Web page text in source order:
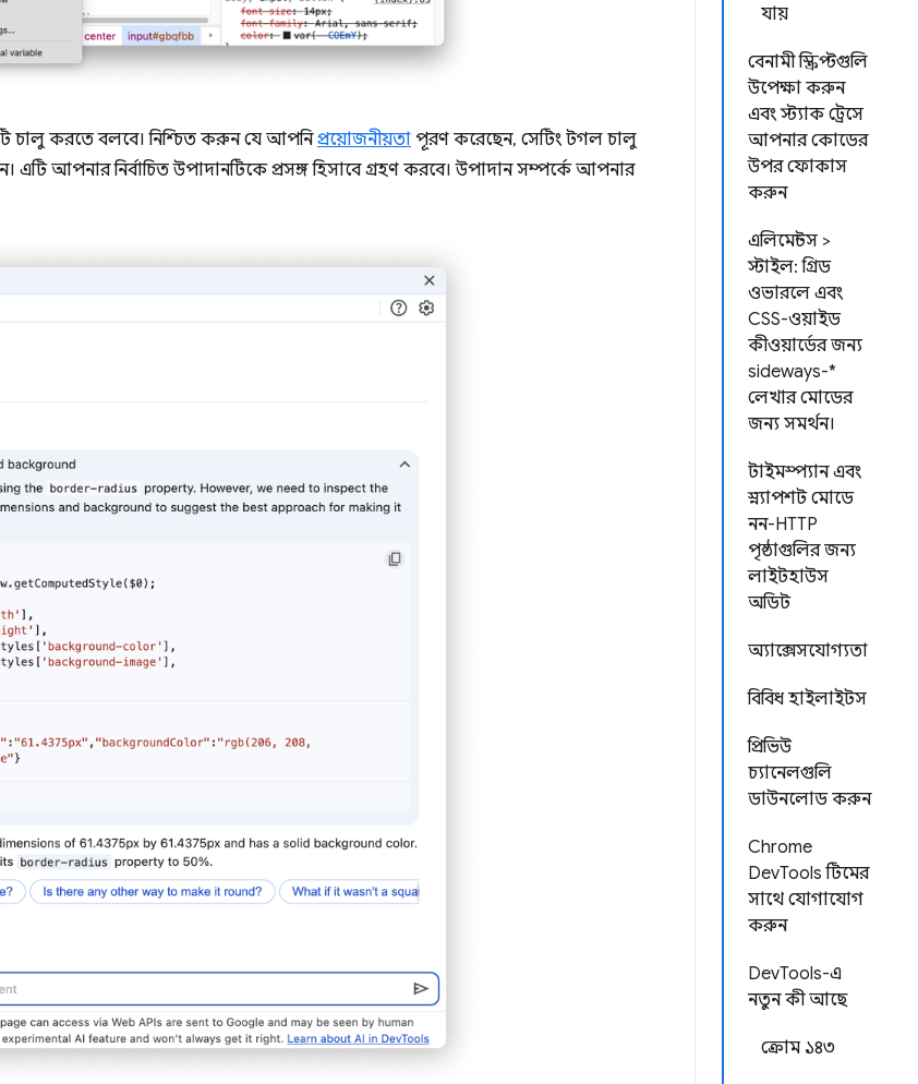
যায়
বেনামী স্ক্রিপ্টগুলি
উপেক্ষা করুন
এবং স্ট্যাক ট্রেসে
আপনার কোডের
উপর ফোকাস
করুন
এলিমেন্টস >
স্টাইল: গ্রিড
ওভারলে এবং
CSS-ওয়াইড
কীওয়ার্ডের জন্য
sideways-*
লেখার মোডের
জন্য সমর্থন।
টাইমস্প্যান এবং
স্ন্যাপশট মোডে
নন-HTTP
পৃষ্ঠাগুলির জন্য
লাইটহাউস
অডিট
অ্যাক্সেসযোগ্যতা
বিবিধ হাইলাইটস
প্রিভিউ
চ্যানেলগুলি
ডাউনলোড করুন
Chrome
DevTools টিমের
সাথে যোগাযোগ
করুন
DevTools-এ
নতুন কী আছে
ক্রোম ১৪৩
চালু করতে বলবে। নিশ্চিত করুন যে আপনিপ্রয়োজনীয়তা পূরণ করেছেন, সেটিং টগল চালু
এটি আপনার নির্বাচিত উপাদানটিকে প্রসঙ্গ হিসাবে গ্রহণ করবে। উপাদান সম্পর্কে আপনার